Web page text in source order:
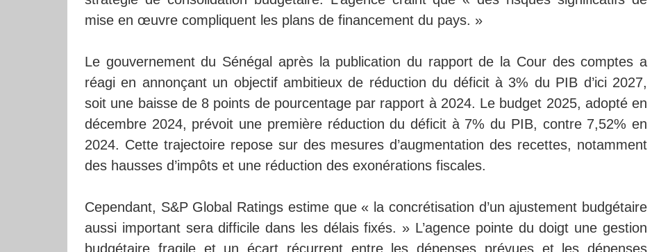
mise en œuvre compliquent les plans de financement du pays. »
Le gouvernement du Sénégal après la publication du rapport de la Cour des comptes a
réagi en annonçant un objectif ambitieux de réduction du déficit à 3% du PIB d’ici 2027,
soit une baisse de 8 points de pourcentage par rapport à 2024. Le budget 2025, adopté en
décembre 2024, prévoit une première réduction du déficit à 7% du PIB, contre 7,52% en
2024. Cette trajectoire repose sur des mesures d’augmentation des recettes, notamment
des hausses d’impôts et une réduction des exonérations fiscales.
Cependant, S&P Global Ratings estime que « la concrétisation d’un ajustement budgétaire
aussi important sera difficile dans les délais fixés. » L’agence pointe du doigt une gestion
budgétaire fragile et un écart récurrent entre les dépenses prévues et les dépenses